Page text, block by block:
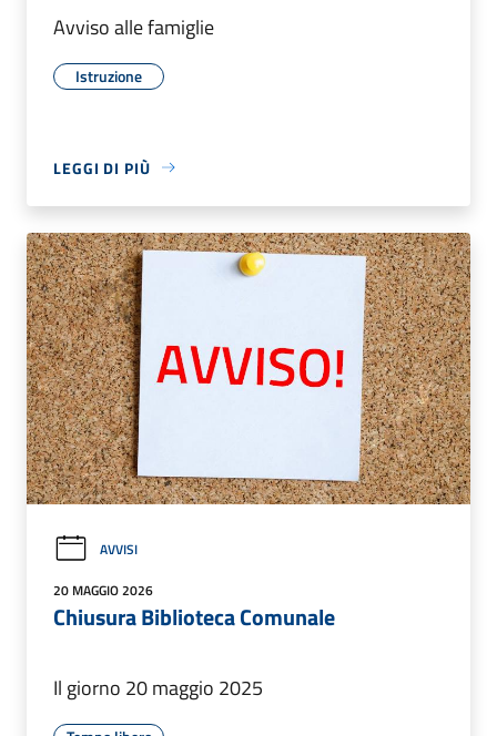
Avviso alle famiglie
Istruzione
LEGGI DI PIÙ
AVVISI
20 MAGGIO 2026
Chiusura Biblioteca Comunale
Il giorno 20 maggio 2025